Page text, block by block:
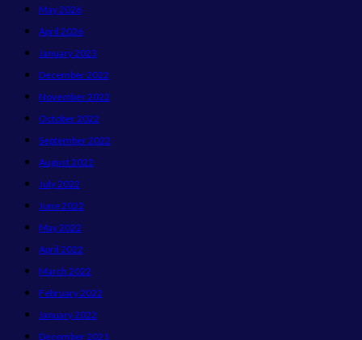
May 2026
April 2026
January 2023
December 2022
November 2022
October 2022
September 2022
August 2022
July 2022
June 2022
May 2022
April 2022
March 2022
February 2022
January 2022
December 2021